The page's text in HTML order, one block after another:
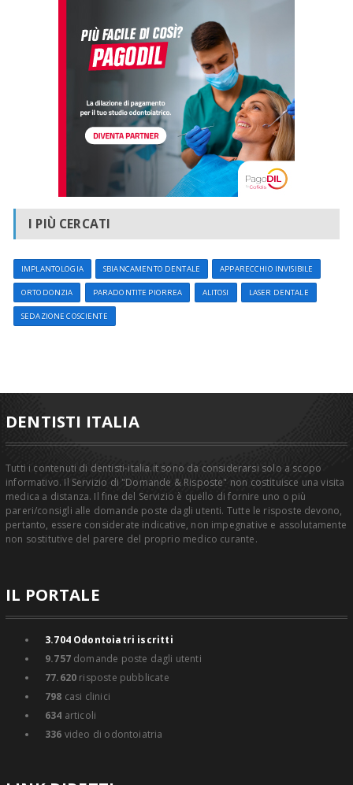
I PIÙ CERCATI
IMPLANTOLOGIA SBIANCAMENTO DENTALE APPARECCHIO INVISIBILE
ORTODONZIA PARADONTITE PIORREA ALITOSI LASER DENTALE
SEDAZIONE COSCIENTE
DENTISTI ITALIA
Tutti i contenuti di dentisti-italia.it sono da considerarsi solo a scopo
informativo. Il Servizio di "Domande & Risposte" non costituisce una visita
medica a distanza. Il fine del Servizio è quello di fornire uno o più
pareri/consigli alle domande poste dagli utenti. Tutte le risposte devono,
pertanto, essere considerate indicative, non impegnative e assolutamente
non sostitutive del parere del proprio medico curante.
IL PORTALE
3.704Odontoiatri iscritti
9.757domande poste dagli utenti
77.620 risposte pubblicate
798 casi clinici
634 articoli
336 video di odontoiatria